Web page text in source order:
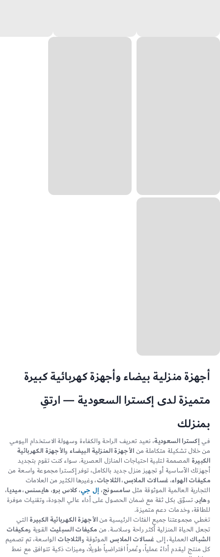
أجهزة منزلية بيضاء وأجهزة كهربائية كبيرة
متميزة لدى إكسترا السعودية — ارتقِ
بمنزلك
في إكسترا السعودية، نعيد تعريف الراحة والكفاءة وسهولة الاستخدام اليومي
من خلال تشكيلة متكاملة من
الأجهزة المنزلية البيضاء و الأجهزة الكهربائية
الكبيرة المصممة لتلبية احتياجات المنازل العصرية. سواء كنت تقوم بتجديد
أجهزتك الأساسية أو تجهيز منزل جديد بالكامل، توفر إكسترا مجموعة واسعة من
مكيفات الهواء، غسالات الملابس ، الثلاجات ، وغيرها الكثير من العلامات
التجارية العالمية الموثوقة مثل سامسونج، إل جي، كلاس برو، هايسنس ، ميديا،
و هاير . تسوّق بكل ثقة مع ضمان الحصول على أداء عالي الجودة، وتقنيات موفرة
للطاقة، وخدمات دعم متميزة.
تغطي مجموعتنا جميع الفئات الرئيسية من الأجهزة الكهربائية الكبيرة التي
تجعل الحياة المنزلية أكثر راحة وسلاسة. من مكيفات السبليت القوية ومكيفات
الشباك العملية، إلى غسالات الملابس الموثوقة و الثلاجات الواسعة، تم تصميم
كل منتج ليقدم أداءً عملياً، وعُمراً افتراضياً طويلاً، وميزات ذكية تتوافق مع نمط